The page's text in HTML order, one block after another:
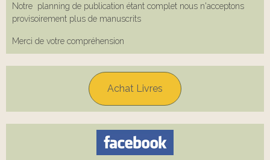
Notre planning de publication étant complet nous n'acceptons
provisoirement plus de manuscrits
Merci de votre compréhension
Achat Livres